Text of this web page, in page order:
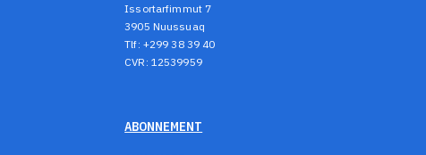
Issortarfimmut 7
3905 Nuussuaq
Tlf: +299 38 39 40
CVR: 12539959
ABONNEMENT